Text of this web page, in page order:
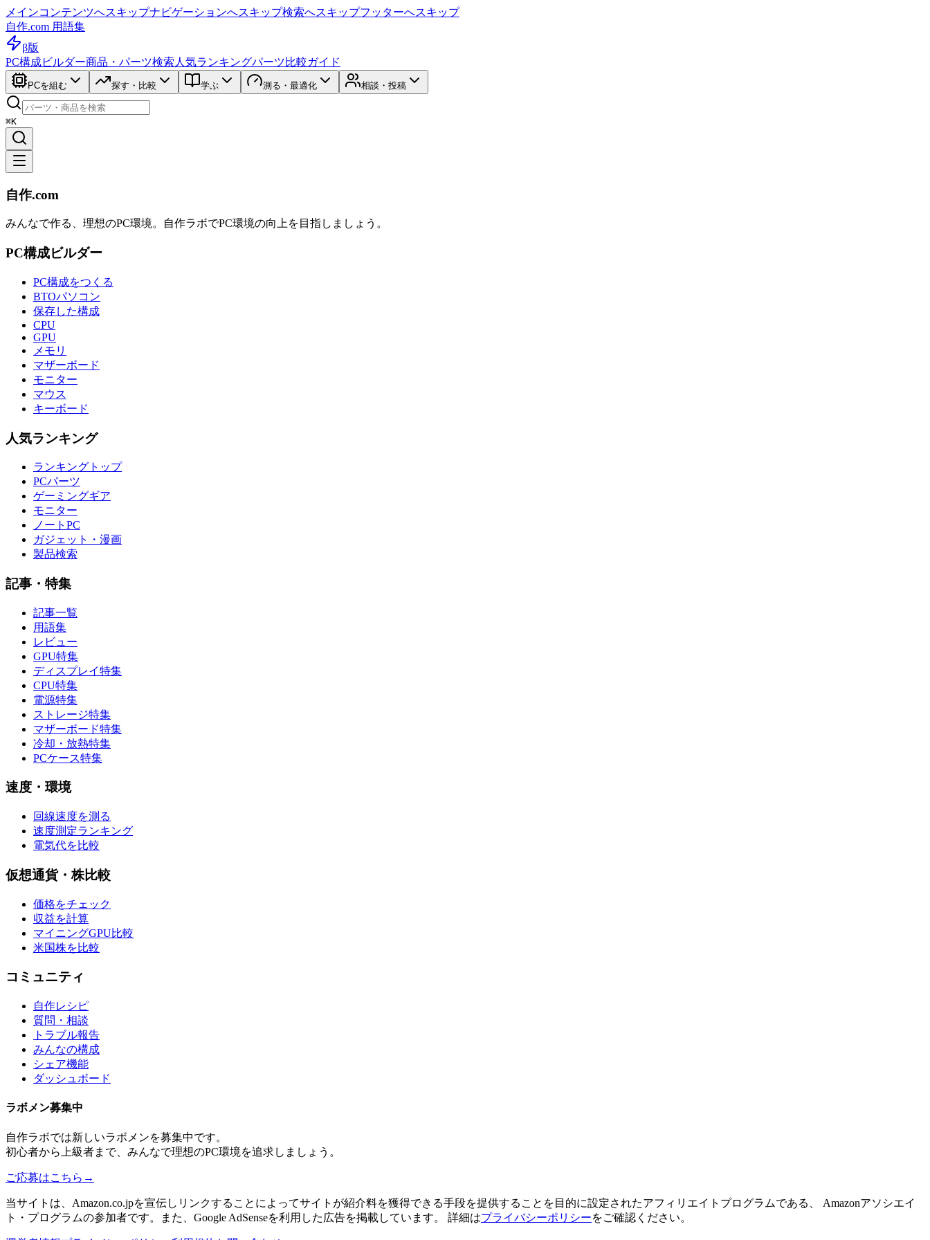
メインコンテンツへスキップナビゲーションへスキップ検索へスキップフッターへスキップ
自作.com 用語集
β版
PC構成ビルダー商品・パーツ検索 人気ランキングパーツ比較ガイド
PCを組む 探す・比較 学ぶ 測る・最適化 相談・投稿
⌘K
自作.com
みんなで作る、理想のPC環境。 自作ラボでPC環境の向上を目指しましょう。
PC構成ビルダー
PC構成をつくる
BTOパソコン
保存した構成
CPU
GPU
メモリ
マザーボード
モニター
マウス
キーボード
人気ランキング
ランキングトップ
PCパーツ
ゲーミングギア
モニター
ノートPC
ガジェット・漫画
製品検索
記事・特集
記事一覧
用語集
レビュー
GPU特集
ディスプレイ特集
CPU特集
電源特集
ストレージ特集
マザーボード特集
冷却・放熱特集
PCケース特集
速度・環境
回線速度を測る
速度測定ランキング
電気代を比較
仮想通貨・株比較
価格をチェック
収益を計算
マイニングGPU比較
米国株を比較
コミュニティ
自作レシピ
質問・相談
トラブル報告
みんなの構成
シェア機能
ダッシュボード
ラボメン募集中
自作ラボでは新しいラボメンを募集中です。
初心者から上級者まで、みんなで理想のPC環境を追求しましょう。
ご応募はこちら →
当サイトは、Amazon.co.jpを宣伝しリンクすることによってサイトが紹介料を獲得できる手段を提供することを目的に設定されたアフィリエイトプログラムである、 Amazonアソシエイ
ト・プログラムの参加者です。また、Google AdSenseを利用した広告を掲載しています。 詳細はプライバシーポリシーをご確認ください。